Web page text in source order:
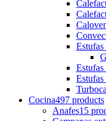
Estufas
Estufas
Cocina497 products
Anafes15